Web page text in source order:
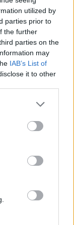
utilized by
parties prior to
the further
parties on the
may
IAB’s List of
it to other